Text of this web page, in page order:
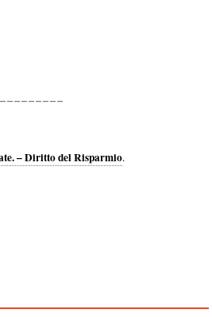
– Diritto del Risparmio.